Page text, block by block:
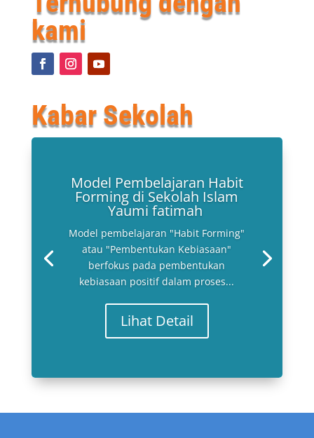
kami
Kabar Sekolah
Model Pembelajaran Habit
Forming di Sekolah Islam
Yaumi fatimah
Model pembelajaran "Habit Forming"
atau "Pembentukan Kebiasaan"
berfokus pada pembentukan
kebiasaan positif dalam proses...
Lihat Detail